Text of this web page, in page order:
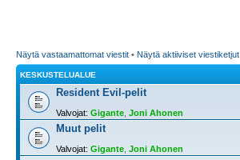
Näytä vastaamattomat viestit • Näytä aktiiviset viestiketjut
KESKUSTELUALUE
Resident Evil-pelit
Valvojat: Gigante Joni Ahonen
Muut pelit
Valvojat: Gigante Joni Ahonen